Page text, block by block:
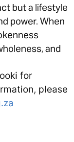
but a lifestyle
power. When
and
for
please